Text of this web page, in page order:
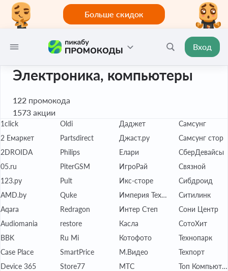
Больше скидок
Вход
Электроника, компьютеры
122 промокода
1573 акции
1click
2 Емаркет
2DROIDA
05.ru
123.ру
AMD.by
Aqara
Audiomania
BBK
Case Place
Device 365
Oldi
Partsdirect
Philips
PiterGSM
Pult
Quke
Redragon
restore
Ru Mi
SmartPrice
Store77
Даджет
Джаст.ру
Елари
ИгроРай
Икс-сторе
Империя Техно
Интер Степ
Касла
Котофото
М.Видео
МТС
Самсунг
Самсунг стор
СберДевайсы
Связной
Сибдроид
Ситилинк
Сони Центр
СотоХит
Технопарк
Техпорт
Топ Компьютер